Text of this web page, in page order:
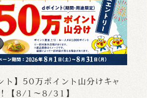
ト】50万ポイント山分けキャ
！【8/1～8/31】